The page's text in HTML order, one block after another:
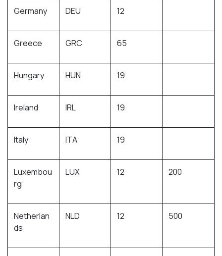
Germany DEU 12
Greece GRC 65
Hungary HUN 19
Ireland IRL 19
Italy ITA 19
Luxembou
rg
LUX 12 200
Netherlan
ds
NLD 12 500